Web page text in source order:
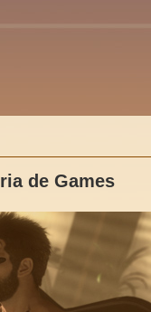
de Games